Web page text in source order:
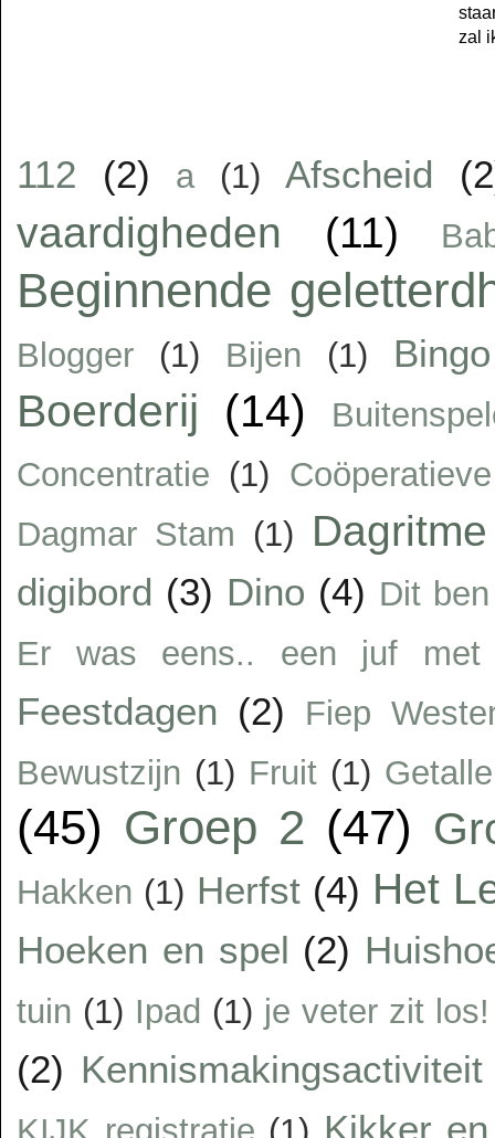
zal
112 (2) a (1) Afscheid
vaardigheden (11)
Beginnende
Blogger (1) Bijen (1) Bingo
Boerderij (14)
Concentratie (1)
Dagmar Stam (1) Dagritme
digibord (3) Dino (4) Dit
Er was eens.. een juf met
Feestdagen (2)
Fiep
Bewustzijn (1) Fruit (1)
(45) Groep 2 (47)
Hakken (1) Herfst (4) Het
Hoeken en spel (2)
tuin (1) Ipad (1) je veter zit los!
(2) Kennismakingsactiviteit
Kikker